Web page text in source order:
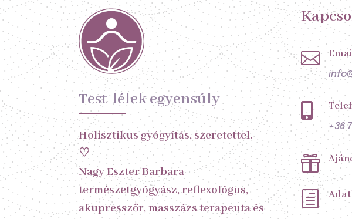
Test-lélek egyensúly
Holisztikus gyógyítás, szeretettel.
♡
Nagy Eszter Barbara
természetgyógyász, reflexológus,
akupresszőr, masszázs terapeuta és


+36

h